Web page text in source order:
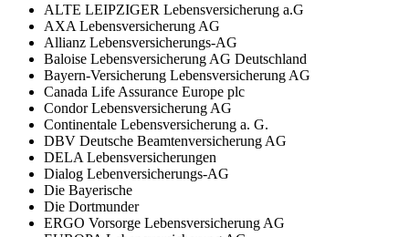
ALTE LEIPZIGER Lebensversicherung a.G
AXA Lebensversicherung AG
Allianz Lebensversicherungs-AG
Baloise Lebensversicherung AG Deutschland
Bayern-Versicherung Lebensversicherung AG
Canada Life Assurance Europe plc
Condor Lebensversicherung AG
Continentale Lebensversicherung a. G.
DBV Deutsche Beamtenversicherung AG
DELA Lebensversicherungen
Dialog Lebenversicherungs-AG
Die Bayerische
Die Dortmunder
ERGO Vorsorge Lebensversicherung AG